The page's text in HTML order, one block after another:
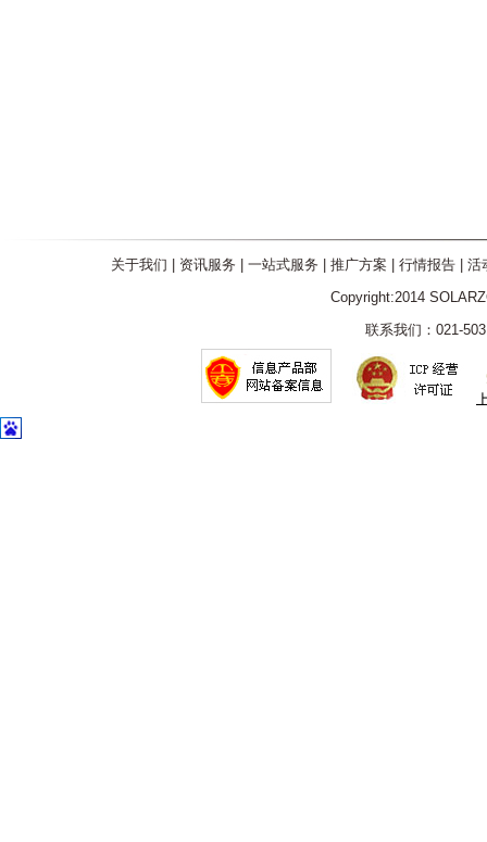
关于我们 资讯服务 一站式服务 推广方案 行情报告| 活
Copyright:2014
联系我们：021-